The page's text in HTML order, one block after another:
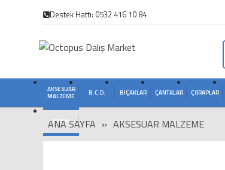
Destek Hattı: 0532 416 10 84
AKSESUAR
MALZEME
B.C.D. BIÇAKLAR ÇANTALAR ÇORAPLAR
ZIPKIN
ANA SAYFA » AKSESUAR MALZEME